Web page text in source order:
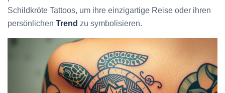
Schildkröte Tattoos, um ihre einzigartige Reise oder ihren
persönlichen Trend zu symbolisieren.